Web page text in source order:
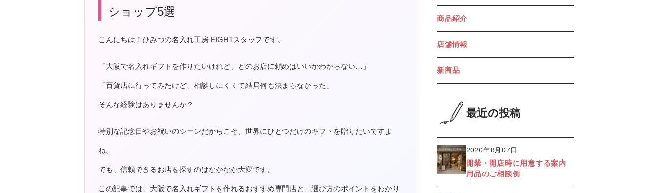
ショップ5選
こんにちは！ひみつの名入れ工房 EIGHTスタッフです。
「大阪で名入れギフトを作りたいけれど、どのお店に頼めばいいかわからない…」
「百貨店に行ってみたけど、相談しにくくて結局何も決まらなかった」
そんな経験はありませんか？
特別な記念日やお祝いのシーンだからこそ、世界にひとつだけのギフトを贈りたいですよ
ね。
でも、信頼できるお店を探すのはなかなか大変です。
この記事では、大阪で名入れギフトを作れるおすすめ専門店と、選び方のポイントをわかり
商品紹介
店舗情報
新商品
最近の投稿
2026年8月07日
開業・開店時に用意する案内
用品のご相談例